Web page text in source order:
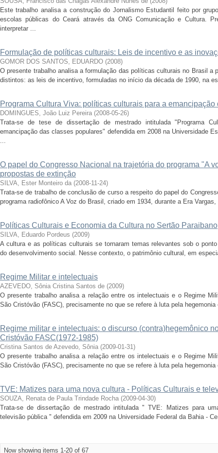
Este trabalho analisa a construção do Jornalismo Estudantil feito por
escolas públicas do Ceará através da ONG Comunicação e Cultura.
interpretar ...
Formulação de políticas culturais: Leis de incentivo e as
GOMOR DOS SANTOS, EDUARDO (2008)
O presente trabalho analisa a formulação das políticas culturais no Brasil a
distintos: as leis de incentivo, formuladas no início da década de 1990, na
Programa Cultura Viva: políticas culturais para a
DOMINGUES, João Luiz Pereira (2008-05-26)
Trata-se de tese de dissertação de mestrado intitulada "Programa
emancipação das classes populares" defendida em 2008 na Universidade
...
O papel do Congresso Nacional na trajetória do programa "A
propostas de extinção
SILVA, Ester Monteiro da (2008-11-24)
Trata-se de trabalho de conclusão de curso a respeito do papel do
programa radiofônico A Voz do Brasil, criado em 1934, durante a Era
Políticas Culturais e Economia da Cultura no Sertão Paraibano
SILVA, Eduardo Pordeus (2009)
A cultura e as políticas culturais se tornaram temas relevantes sob o
do desenvolvimento social. Nesse contexto, o patrimônio cultural, em
Regime Militar e intelectuais
AZEVEDO, Sônia Cristina Santos de (2009)
O presente trabalho analisa a relação entre os intelectuais e o Regime
São Cristóvão (FASC), precisamente no que se refere à luta pela
Regime militar e intelectuais: o discurso (contra)hegemônico
Cristóvão FASC(1972-1985)
Cristina Santos de Azevedo, Sônia (2009-01-31)
O presente trabalho analisa a relação entre os intelectuais e o Regime
São Cristóvão (FASC), precisamente no que se refere à luta pela
TVE: Matizes para uma nova cultura - Políticas Culturais e
SOUZA, Renata de Paula Trindade Rocha (2009-04-30)
Trata-se de dissertação de mestrado intitulada " TVE: Matizes para
televisão pública " defendida em 2009 na Universidade Federal da Bahia -
Now showing items 1-20 of 67